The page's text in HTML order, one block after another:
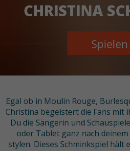
CHRISTINA
Spielen
Egal ob in Moulin Rouge,
Christina begeistert die Fans mit
Du die Sängerin und
oder Tablet ganz nach deinem
stylen. Dieses Schminkspiel hält